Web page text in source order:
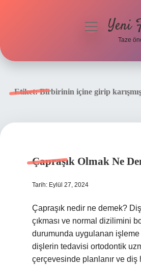
menüyüYeni
Taze
Etiket:Birbirinin içine girip
Çapraşık Olmak Ne
Tarih: Eylül 27, 2024
Çapraşık nedir ne demek?
çıkması ve normal dizilimini
durumunda uygulanan işleme
dişlerin tedavisi ortodontik
çerçevesinde planlanır ve diş